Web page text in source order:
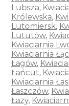
Lubsza,
Królewska,
Lutomiersk,
Lututów,
Kwiaciarnia
Kwiaciarnia
Łagów,
Łańcut,
Kwiaciarnia
Łaszczów,
Łazy,